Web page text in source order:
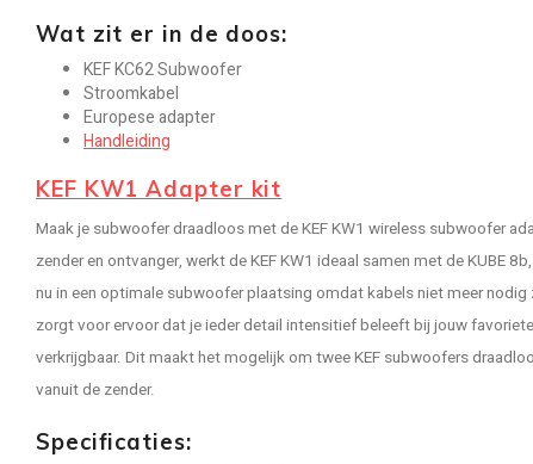
Wat zit er in de doos:
KEF KC62 Subwoofer
Stroomkabel
Europese adapter
Handleiding
KEF KW1 Adapter kit
Maak je subwoofer draadloos met de KEF KW1 wireless subwoofer
zender en ontvanger, werkt de KEF KW1 ideaal samen met de KUBE
nu in een optimale subwoofer plaatsing omdat kabels niet meer
zorgt voor ervoor dat je ieder detail intensitief beleeft bij jouw
verkrijgbaar. Dit maakt het mogelijk om twee KEF subwoofers
vanuit de zender.
Specificaties: